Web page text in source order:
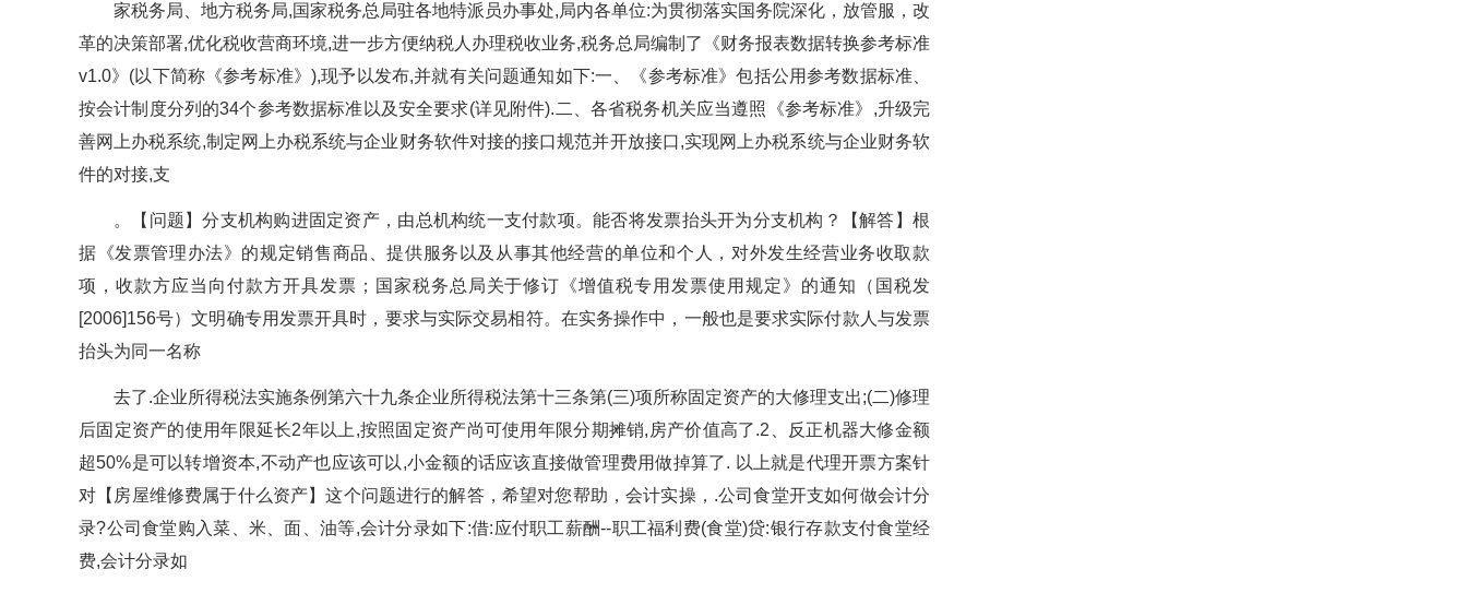
家税务局、地方税务局,国家税务总局驻各地特派员办事处,局内各单位:为贯彻落实国务院深化，放管服，改
革的决策部署,优化税收营商环境,进一步方便纳税人办理税收业务,税务总局编制了《财务报表数据转换参考标准
v1.0》(以下简称《参考标准》),现予以发布,并就有关问题通知如下:一、《参考标准》包括公用参考数据标准、
按会计制度分列的34个参考数据标准以及安全要求(详见附件).二、各省税务机关应当遵照《参考标准》,升级完
善网上办税系统,制定网上办税系统与企业财务软件对接的接口规范并开放接口,实现网上办税系统与企业财务软
件的对接,支
。【问题】分支机构购进固定资产，由总机构统一支付款项。能否将发票抬头开为分支机构？【解答】根
据《发票管理办法》的规定销售商品、提供服务以及从事其他经营的单位和个人，对外发生经营业务收取款
项，收款方应当向付款方开具发票；国家税务总局关于修订《增值税专用发票使用规定》的通知（国税发
[2006]156号）文明确专用发票开具时，要求与实际交易相符。在实务操作中，一般也是要求实际付款人与发票
抬头为同一名称
去了.企业所得税法实施条例第六十九条企业所得税法第十三条第(三)项所称固定资产的大修理支出;(二)修理
后固定资产的使用年限延长2年以上,按照固定资产尚可使用年限分期摊销,房产价值高了.2、反正机器大修金额
超50%是可以转增资本,不动产也应该可以,小金额的话应该直接做管理费用做掉算了. 以上就是代理开票方案针
对【房屋维修费属于什么资产】这个问题进行的解答，希望对您帮助，会计实操，.公司食堂开支如何做会计分
录?公司食堂购入菜、米、面、油等,会计分录如下:借:应付职工薪酬--职工福利费(食堂)贷:银行存款支付食堂经
费,会计分录如